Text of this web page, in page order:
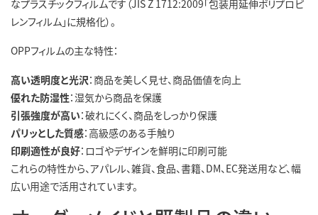
なプラスチックフィルムです（JIS Z 1712:2009「包装用延伸ポリプロピ
レンフィルム」に規格化）。
OPPフィルムの主な特性：
高い透明度と光沢：商品を美しく見せ、商品価値を向上
優れた防湿性：湿気から商品を保護
引張強度が高い：破れにくく、商品をしっかり保護
パリッとした質感：高級感のある手触り
印刷適性が良好：ロゴやデザインを鮮明に印刷可能
これらの特性から、アパレル、雑貨、食品、書籍、DM、EC発送用など、幅
広い用途で活用されています。